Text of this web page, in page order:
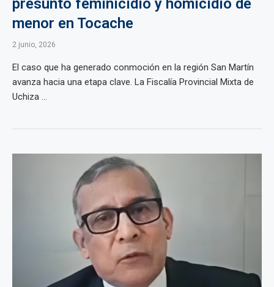
presunto feminicidio y homicidio de
menor en Tocache
2 junio, 2026
El caso que ha generado conmoción en la región San Martín
avanza hacia una etapa clave. La Fiscalía Provincial Mixta de
Uchiza ...